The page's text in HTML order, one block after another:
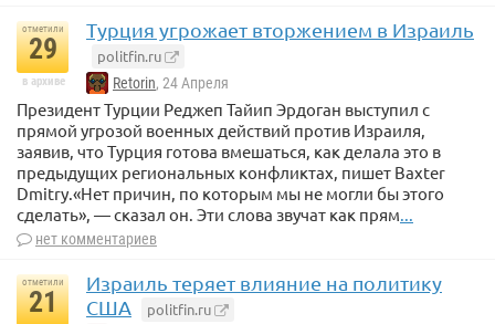
отметили
29
в архиве
Турция угрожает вторжением в Израиль
politfin.ru
Retorin, 24 Апреля
Президент Турции Реджеп Тайип Эрдоган выступил с
прямой угрозой военных действий против Израиля,
заявив, что Турция готова вмешаться, как делала это в
предыдущих региональных конфликтах, пишет Baxter
Dmitry.«Нет причин, по которым мы не могли бы этого
сделать», — сказал он. Эти слова звучат как прям
нет комментариев
отметили
21
Израиль теряет влияние на политику
США
politfin.ru